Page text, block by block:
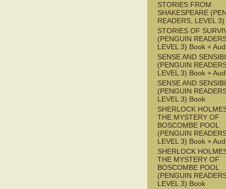
STORIES FROM
SHAKESPEARE
READERS, LEVEL
STORIES OF
(PENGUIN
LEVEL 3) Book +
SENSE AND
(PENGUIN
LEVEL 3) Book +
SENSE AND
(PENGUIN
LEVEL 3) Book
SHERLOCK
THE MYSTERY OF
BOSCOMBE POOL
(PENGUIN
LEVEL 3) Book +
SHERLOCK
THE MYSTERY OF
BOSCOMBE POOL
(PENGUIN
LEVEL 3) Book